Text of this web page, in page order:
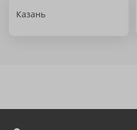
Казань